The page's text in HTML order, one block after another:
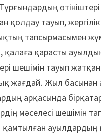
қолдау тауып,
тапсырмасымен
қалаға қарасты
шешімін тауып
жағдай. Жыл басынан
арқасында
мәселесі шешімін
қамтылған ауылдардың